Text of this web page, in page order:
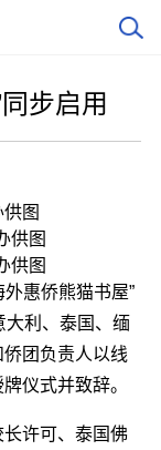
步启用
供图
供图
惠侨熊猫书屋”
大利、泰国、缅
团负责人以线
仪式并致辞。
许可、泰国佛